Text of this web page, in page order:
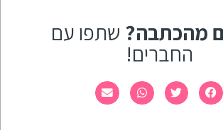
מהכתבה? שתפו עם
החברים!